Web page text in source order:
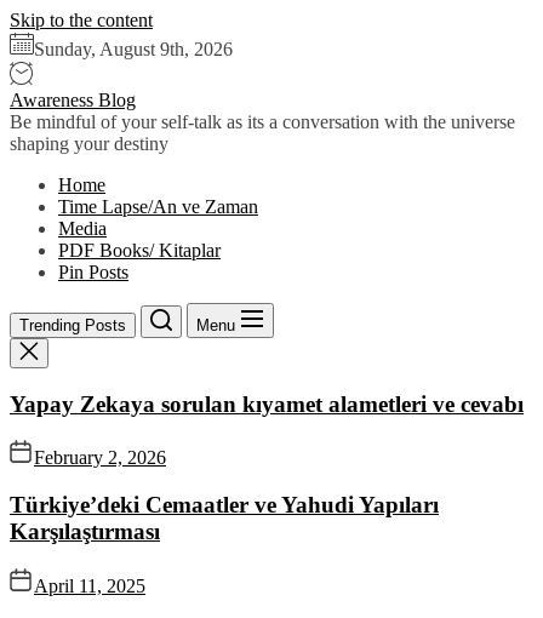
Skip to the content
Sunday, August 9th, 2026
Awareness Blog
Be mindful of your self-talk as its a conversation with the universe
shaping your destiny
Home
Time Lapse/An ve Zaman
Media
PDF Books/ Kitaplar
Pin Posts
Trending Posts Menu
Yapay Zekaya sorulan kıyamet alametleri ve cevabı
February 2, 2026
Türkiye’deki Cemaatler ve Yahudi Yapıları
Karşılaştırması
April 11, 2025